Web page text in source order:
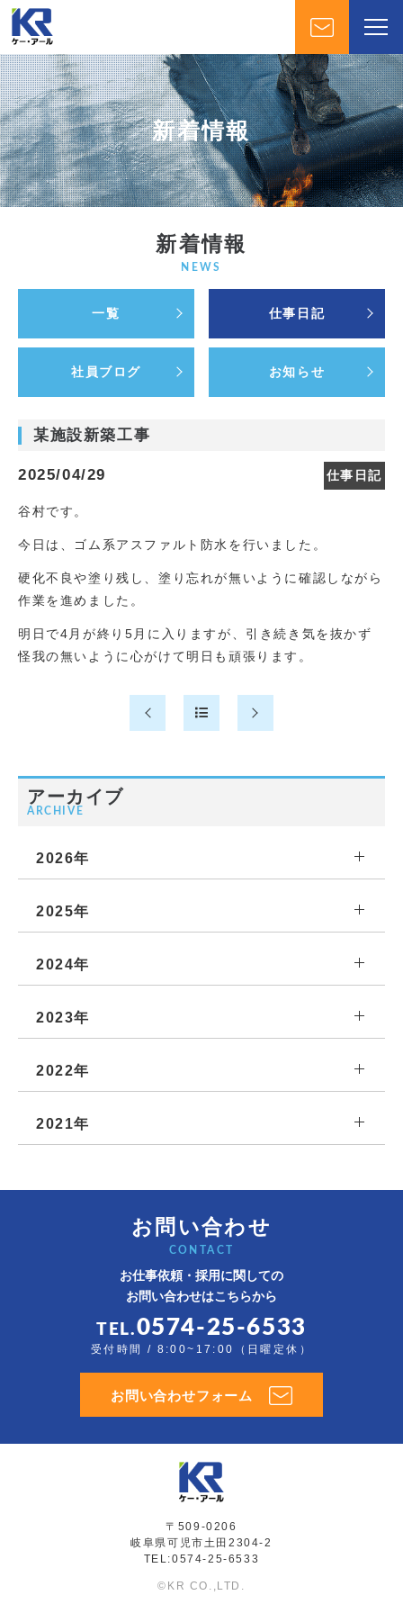
新着情報
新着情報
NEWS
一覧 仕事日記
社員ブログ お知らせ
某施設新築工事
2025/04/29 仕事日記
谷村です。
今日は、ゴム系アスファルト防水を行いました。
硬化不良や塗り残し、塗り忘れが無いように確認しながら
作業を進めました。
明日で4月が終り5月に入りますが、引き続き気を抜かず
怪我の無いように心がけて明日も頑張ります。
アーカイブ
ARCHIVE
2026年
2025年
2024年
2023年
2022年
2021年
お問い合わせ
CONTACT
お仕事依頼・採用に関しての
お問い合わせはこちらから
TEL.0574-25-6533
受付時間 / 8:00~17:00（日曜定休）
お問い合わせフォーム
〒509-0206
岐阜県可児市土田2304-2
TEL:0574-25-6533
©KR CO.,LTD.